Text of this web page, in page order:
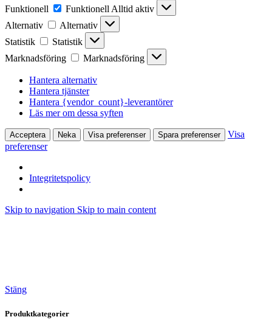
Funktionell
Funktionell Alltid aktiv
Alternativ
Alternativ
Statistik
Statistik
Marknadsföring
Marknadsföring
Hantera alternativ
Hantera tjänster
Hantera {vendor_count}-leverantörer
Läs mer om dessa syften
Acceptera Neka Visa preferenser Spara preferenser
Visa
preferenser
Integritetspolicy
Skip to navigation Skip to main content
Stäng
Produktkategorier